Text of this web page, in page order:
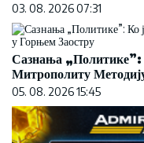
03. 08. 2026 07:31
Сазнања „Политике”:
Митрополиту
05. 08. 2026 15:45